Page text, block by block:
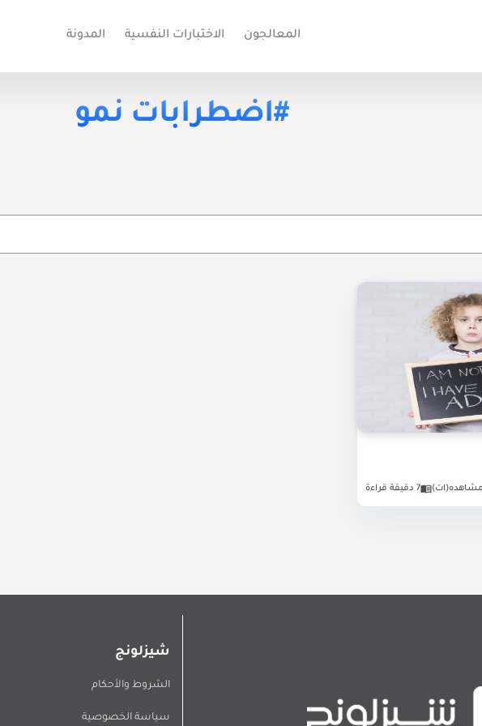
المعالجون الاختبارات النفسية المدونة
#اضطرابات نمو
7 دقيقة قراءة
شيزلونج
الشروط والأحكام
سياسة الخصوصية